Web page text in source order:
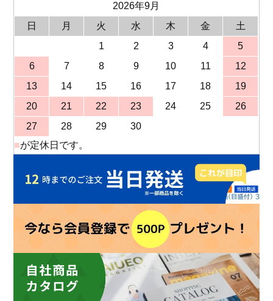
2026年9月
日
月 火 水 木 金
土
1
2 3 4
5
6
7 8 9 10 11
12
13
14 15 16 17 18
19
20
21 22 23 24 25
26
27
28 29
30
■が定休日です。